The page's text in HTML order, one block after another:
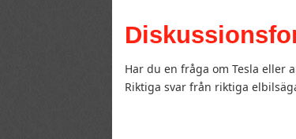
Har du en fråga om Tesla eller
Riktiga svar från riktiga